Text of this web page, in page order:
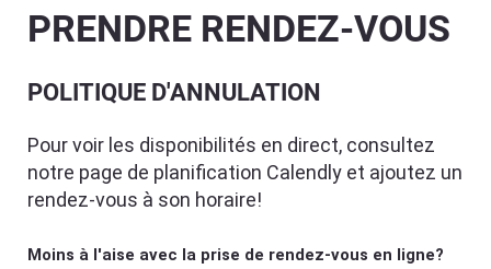
PRENDRE RENDEZ-VOUS
Pour voir les disponibilités en direct, consultez
notre page de planification Calendly et ajoutez un
rendez-vous à son horaire!
Moins à l'aise avec la prise de rendez-vous en ligne?
POLITIQUE D'ANNULATION